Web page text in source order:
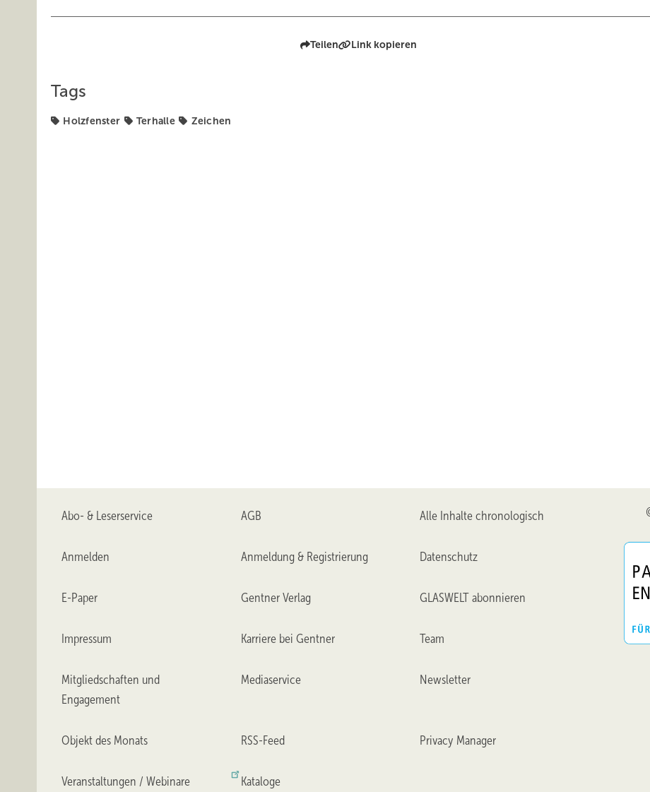
Teilen Link kopieren
Tags
Holzfenster Terhalle Zeichen
Abo- & Leserservice AGB Alle Inhalte chronologisch
Anmelden Anmeldung & Registrierung Datenschutz
E-Paper Gentner Verlag GLASWELT abonnieren
Impressum Karriere bei Gentner Team
Mitgliedschaften und
Engagement
Mediaservice Newsletter
Objekt des Monats RSS-Feed Privacy Manager
Veranstaltungen / Webinare Kataloge